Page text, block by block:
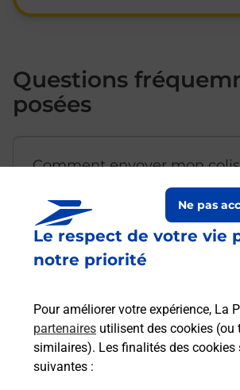
Le respect de votre vie
notre priorité
Pour améliorer votre expérience, La
partenaires utilisent des cookies (ou
similaires). Les finalités des cookies
suivantes :
Ne pas
Questions
posées
Comment envoyer mon
Est-il possible d’acheter un
emballage directement
Comment demander une
modification de livraison ?